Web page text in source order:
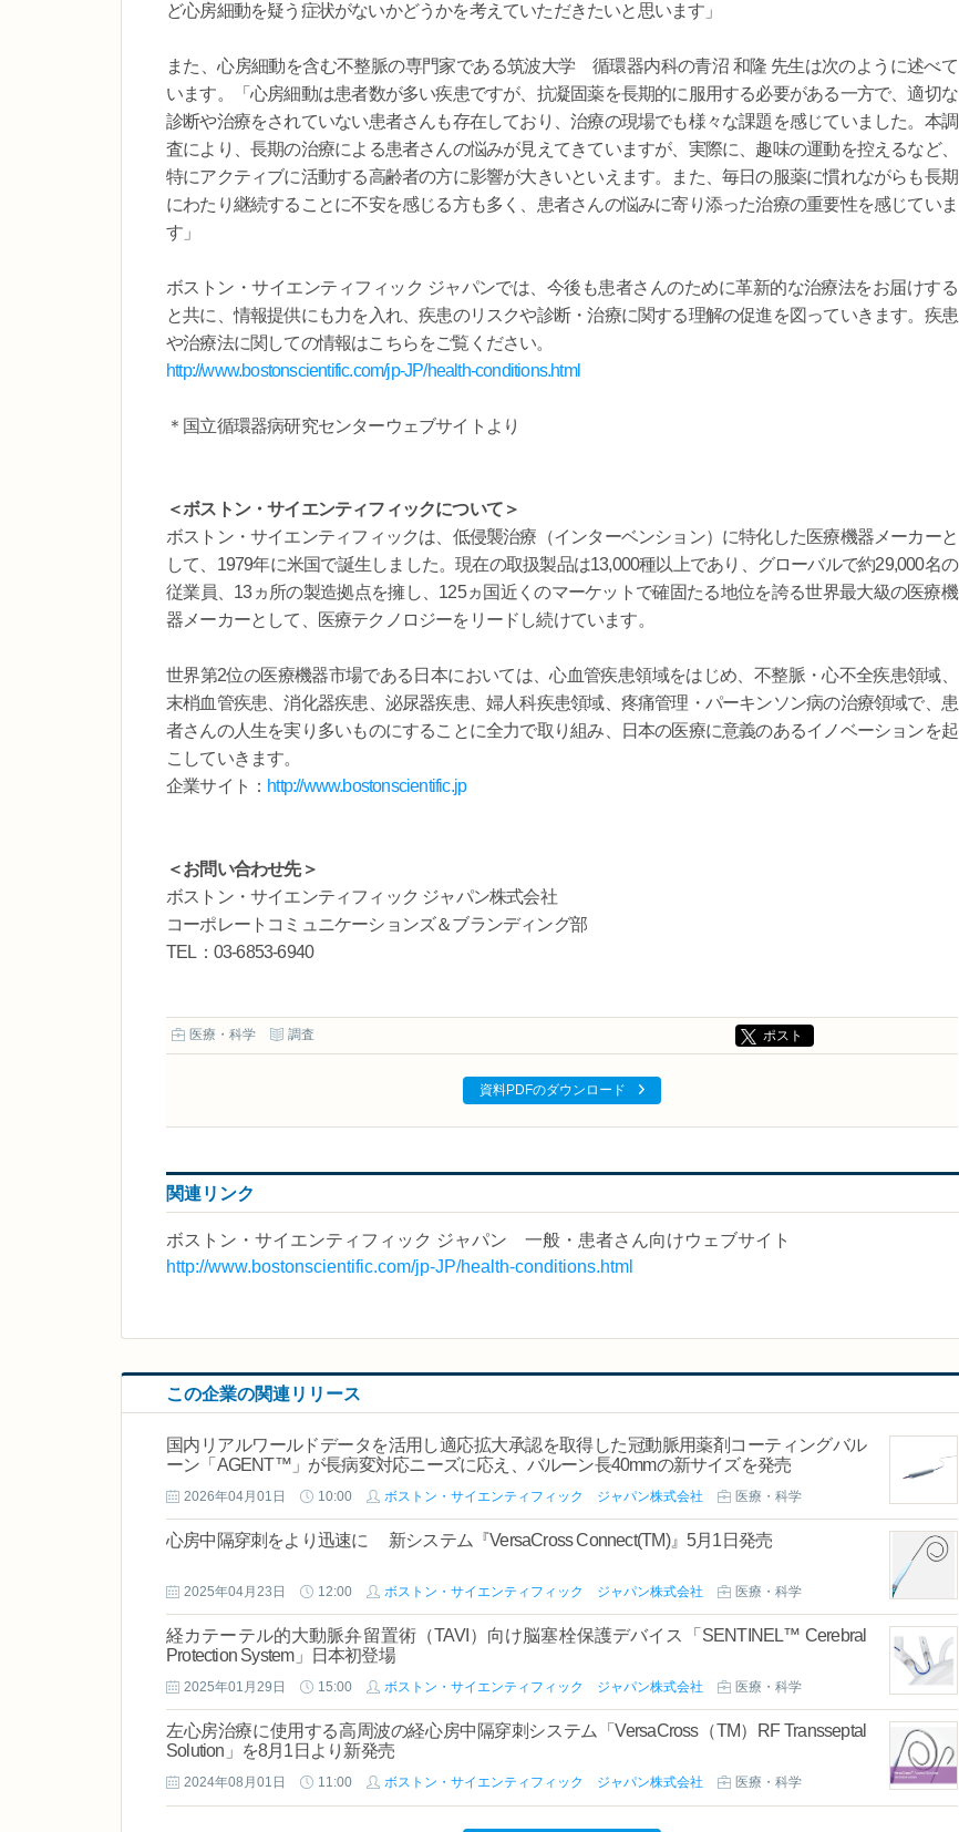
ど心房細動を疑う症状がないかどうかを考えていただきたいと思います」
また、心房細動を含む不整脈の専門家である筑波大学 循環器内科の青沼 和隆 先生は次のように述べて
います。「心房細動は患者数が多い疾患ですが、抗凝固薬を長期的に服用する必要がある一方で、適切な
診断や治療をされていない患者さんも存在しており、治療の現場でも様々な課題を感じていました。本調
査により、長期の治療による患者さんの悩みが見えてきていますが、実際に、趣味の運動を控えるなど、
特にアクティブに活動する高齢者の方に影響が大きいといえます。また、毎日の服薬に慣れながらも長期
にわたり継続することに不安を感じる方も多く、患者さんの悩みに寄り添った治療の重要性を感じていま
す」
ボストン・サイエンティフィック ジャパンでは、今後も患者さんのために革新的な治療法をお届けする
と共に、情報提供にも力を入れ、疾患のリスクや診断・治療に関する理解の促進を図っていきます。疾患
や治療法に関しての情報はこちらをご覧ください。
http://www.bostonscientific.com/jp-JP/health-conditions.html
＊国立循環器病研究センターウェブサイトより
＜ボストン・サイエンティフィックについて＞
ボストン・サイエンティフィックは、低侵襲治療（インターベンション）に特化した医療機器メーカーと
して、1979年に米国で誕生しました。現在の取扱製品は13,000種以上であり、グローバルで約29,000名の
従業員、13ヵ所の製造拠点を擁し、125ヵ国近くのマーケットで確固たる地位を誇る世界最大級の医療機
器メーカーとして、医療テクノロジーをリードし続けています。
世界第2位の医療機器市場である日本においては、心血管疾患領域をはじめ、不整脈・心不全疾患領域、
末梢血管疾患、消化器疾患、泌尿器疾患、婦人科疾患領域、疼痛管理・パーキンソン病の治療領域で、患
者さんの人生を実り多いものにすることに全力で取り組み、日本の医療に意義のあるイノベーションを起
こしていきます。
企業サイト： http://www.bostonscientific.jp
＜お問い合わせ先＞
ボストン・サイエンティフィック ジャパン株式会社
コーポレートコミュニケーションズ＆ブランディング部
TEL：03-6853-6940
医療・科学 調査 ポスト
資料PDFのダウンロード
関連リンク
ボストン・サイエンティフィック ジャパン 一般・患者さん向けウェブサイト
http://www.bostonscientific.com/jp-JP/health-conditions.html
この企業の関連リリース
国内リアルワールドデータを活用し適応拡大承認を取得した冠動脈用薬剤コーティングバル
ーン「AGENT™」が長病変対応ニーズに応え、バルーン長40mmの新サイズを発売
2026年04月01日 10:00 ボストン・サイエンティフィック ジャパン株式会社 医療・科学
心房中隔穿刺をより迅速に 新システム『VersaCross Connect(TM)』5月1日発売
2025年04月23日 12:00 ボストン・サイエンティフィック ジャパン株式会社 医療・科学
経カテーテル的大動脈弁留置術（TAVI）向け脳塞栓保護デバイス「SENTINEL™ Cerebral
Protection System」日本初登場
2025年01月29日 15:00 ボストン・サイエンティフィック ジャパン株式会社 医療・科学
左心房治療に使用する高周波の経心房中隔穿刺システム「VersaCross（TM）RF Transseptal
Solution」を8月1日より新発売
2024年08月01日 11:00 ボストン・サイエンティフィック ジャパン株式会社 医療・科学